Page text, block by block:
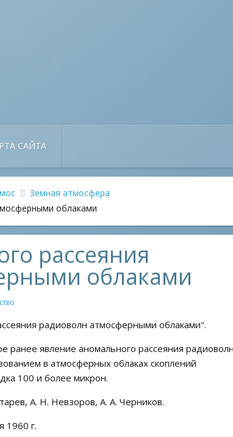
САЙТА
Земная атмосфера
облаками
рассеяния
облаками
радиоволн атмосферными облаками".
ранее явление аномального рассеяния радиоволн
в атмосферных облаках скоплений
100 и более микрон.
А. Н. Невзоров, А. А. Черников.
1960 г.